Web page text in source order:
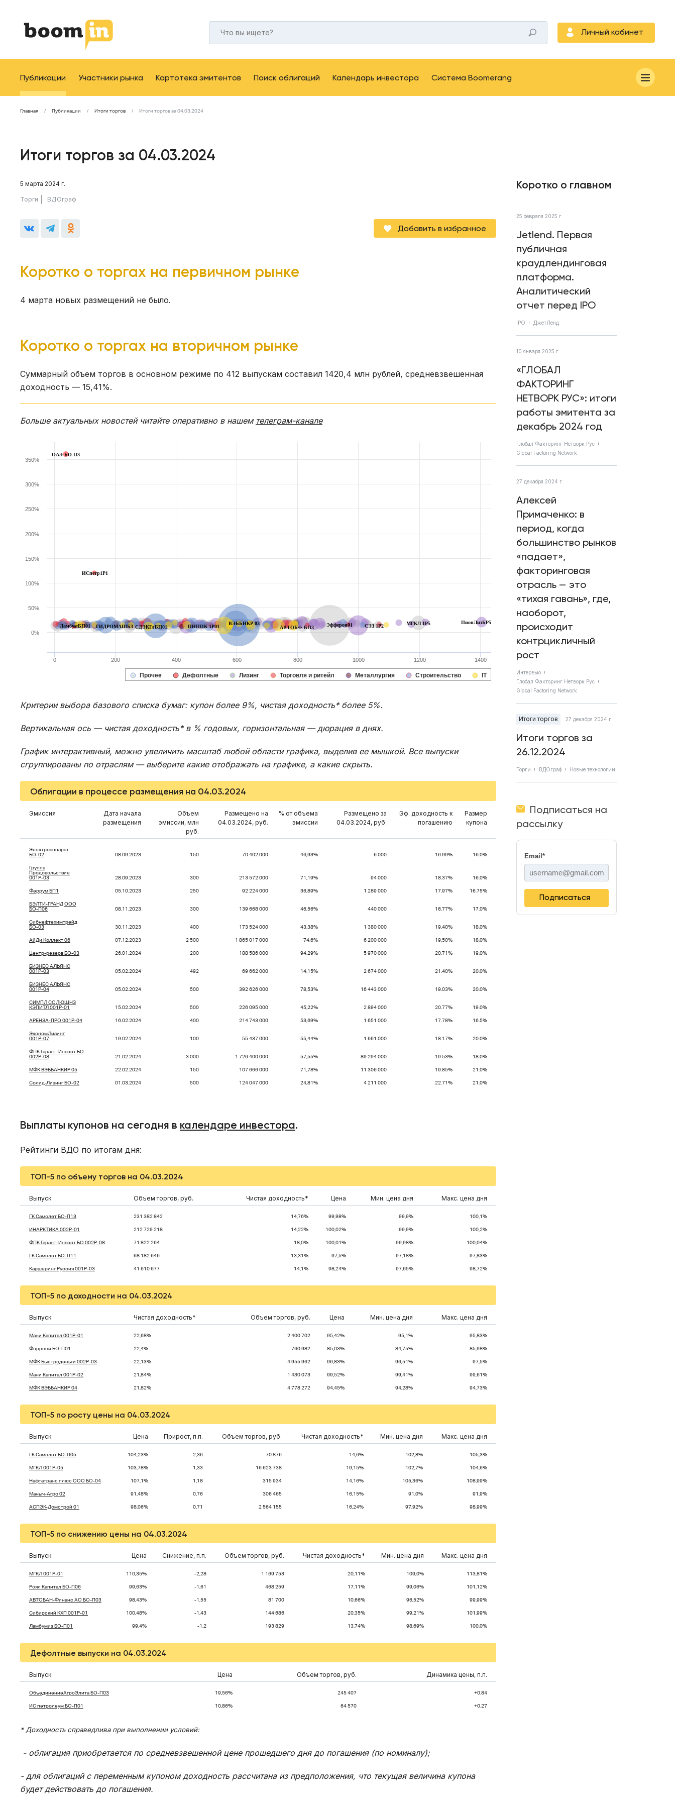
Личный кабинет
Публикации Участники рынка Картотека эмитентов Поиск облигаций Календарь инвестора Система Boomerang
Главная Публикации Итоги торгов Итоги торгов за 04.03.2024
Итоги торгов за 04.03.2024
5 марта 2024 г.
Торги ВДОграф
Добавить в избранное
Коротко о торгах на первичном рынке
4 марта новых размещений не было.
Коротко о торгах на вторичном рынке
Суммарный объем торгов в основном режиме по 412 выпускам составил 1420,4 млн рублей, средневзвешенная
доходность — 15,41%.
Больше актуальных новостей читайте оперативно в нашем телеграм-канале
ГИДРОМАШБ3
ЛамбумБП01 АВТОБФ БП3
ПНППК 1P01 СЭЗ 1P2
СДЭКГлБП01
ВЭББНКР 03 Эфферон01 МГКЛ 1P5
ИСпетр1P1
ОАЭ БО-П3
ПионЛизБР5
Прочее Дефолтные Лизинг Торговля и ритейл Металлургия Строительство IT
0 200 400 600 800 1000 1200 1400
0%
50%
100%
150%
200%
250%
300%
350%
Критерии выбора базового списка бумаг: купон более 9%, чистая доходность* более 5%.
Вертикальная ось — чистая доходность* в % годовых, горизонтальная — дюрация в днях.
График интерактивный, можно увеличить масштаб любой области графика, выделив ее мышкой. Все выпуски
сгруппированы по отраслям — выберите какие отображать на графике, а какие скрыть.
Облигации в процессе размещения на 04.03.2024
Эмиссия
Дата начала
размещения
Объем
эмиссии, млн
руб.
Размещено на
04.03.2024, руб.
% от объема
эмиссии
Размещено за
04.03.2024, руб.
Эф. доходность к
погашению
Размер
купона
Электроаппарат
БО-02
08.09.2023 150 70 402 000 46,93% 6 000 16.99% 16.0%
Группа
Продовольствие
001P-03
28.09.2023 300 213 572 000 71,19% 94 000 18.37% 16.0%
Феррум БП1 05.10.2023 250 92 224 000 36,89% 1 289 000 17.97% 16.75%
БЭЛТИ-ГРАНД ООО
БО-П06
08.11.2023 300 139 668 000 46,56% 440 000 16.77% 17.0%
Сибнефтехимтрейд
БО-03
30.11.2023 400 173 524 000 43,38% 1 380 000 19.40% 18.0%
АйДи Коллект 06 07.12.2023 2 500 1 865 017 000 74,6% 6 200 000 19.50% 18.0%
Центр-резерв БО-03 26.01.2024 200 188 586 000 94,29% 5 970 000 20.71% 19.0%
БИЗНЕС АЛЬЯНС
001P-03
05.02.2024 492 69 662 000 14,15% 2 674 000 21.40% 20.0%
БИЗНЕС АЛЬЯНС
001P-04
05.02.2024 500 392 626 000 78,53% 16 443 000 19.03% 20.0%
СИМПЛ СОЛЮШНЗ
КЭПИТЛ 001Р-01
15.02.2024 500 226 095 000 45,22% 2 894 000 20.77% 19.0%
АРЕНЗА-ПРО 001P-04 16.02.2024 400 214 743 000 53,69% 1 651 000 17.78% 16.5%
ЭкономЛизинг
001Р-07
19.02.2024 100 55 437 000 55,44% 1 661 000 18.17% 20.0%
ФПК Гарант-Инвест БО
002Р-08
21.02.2024 3 000 1 726 400 000 57,55% 89 294 000 19.53% 18.0%
МФК ВЭББАНКИР 05 22.02.2024 150 107 666 000 71,78% 11 306 000 19.85% 21.0%
Солид-Лизинг БО-02 01.03.2024 500 124 047 000 24,81% 4 211 000 22.71% 21.0%
Выплаты купонов на сегодня в календаре инвестора.
Рейтинги ВДО по итогам дня:
ТОП-5 по объему торгов на 04.03.2024
Выпуск Объем торгов, руб. Чистая доходность* Цена Мин. цена дня Макс. цена дня
ГК Самолет БО-П13 231 382 842 14,76% 99,98% 99,9% 100,1%
ИНАРКТИКА 002Р-01 212 729 218 14,22% 100,02% 99,9% 100,2%
ФПК Гарант-Инвест БО 002Р-08 71 822 264 18,0% 100,01% 99,98% 100,04%
ГК Самолет БО-П11 68 182 646 13,31% 97,5% 97,18% 97,83%
Каршеринг Руссия 001P-03 41 610 677 14,1% 98,24% 97,65% 98,72%
ТОП-5 по доходности на 04.03.2024
Выпуск Чистая доходность* Объем торгов, руб. Цена Мин. цена дня Макс. цена дня
Мани Капитал 001P-01 22,68% 2 400 702 95,42% 95,1% 95,83%
Феррони БО-П01 22,4% 760 982 85,03% 84,75% 85,98%
МФК Быстроденьги 002Р-03 22,13% 4 955 962 96,83% 96,51% 97,5%
Мани Капитал 001P-02 21,84% 1 430 073 99,52% 99,41% 99,61%
МФК ВЭББАНКИР 04 21,82% 4 778 272 94,45% 94,28% 94,73%
ТОП-5 по росту цены на 04.03.2024
Выпуск Цена Прирост, п.п. Объем торгов, руб. Чистая доходность* Мин. цена дня Макс. цена дня
ГК Самолет БО-П05 104,23% 2,36 70 876 14,6% 102,8% 105,3%
МГКЛ 001Р-05 103,78% 1,33 16 623 738 19,15% 102,7% 104,6%
Нафтатранс плюс ООО БО-04 107,1% 1,18 315 934 14,16% 105,36% 108,99%
Маныч-Агро 02 91,48% 0,76 306 465 16,15% 91,0% 91,9%
АСПЭК-Домстрой 01 98,06% 0,71 2 564 155 16,24% 97,92% 98,99%
ТОП-5 по снижению цены на 04.03.2024
Выпуск Цена Снижение, п.п. Объем торгов, руб. Чистая доходность* Мин. цена дня Макс. цена дня
МГКЛ 001Р-01 110,35% -2,28 1 169 753 20,11% 109,0% 113,81%
Роял Капитал БО-П06 99,63% -1,61 468 259 17,11% 99,06% 101,12%
АВТОБАН-Финанс АО БО-П03 98,43% -1,55 81 700 10,66% 96,52% 99,99%
Сибирский КХП 001P-01 100,48% -1,43 144 686 20,35% 99,21% 101,99%
Ламбумиз БО-П01 99,4% -1,2 193 829 13,74% 98,69% 100,0%
Дефолтные выпуски на 04.03.2024
Выпуск Цена Объем торгов, руб. Динамика цены, п.п.
ОбъединениеАгроЭлита БО-П03 19,56% 245 407 +0.84
ИС петролеум БО-П01 10,86% 64 570 +0.27
* Доходность справедлива при выполнении условий:
- облигация приобретается по средневзвешенной цене прошедшего дня до погашения (по номиналу);
- для облигаций с переменным купоном доходность рассчитана из предположения, что текущая величина купона
будет действовать до погашения.
Коротко о главном
25 февраля 2025 г.
Jetlend. Первая
публичная
краудлендинговая
платформа.
Аналитический
отчет перед IPO
IPO ДжетЛенд
10 января 2025 г.
«ГЛОБАЛ
ФАКТОРИНГ
НЕТВОРК РУС»: итоги
работы эмитента за
декабрь 2024 год
Глобал Факторинг Нетворк Рус
Global Factoring Network
27 декабря 2024 г.
Алексей
Примаченко: в
период, когда
большинство рынков
«падает»,
факторинговая
отрасль — это
«тихая гавань», где,
наоборот,
происходит
контрцикличный
рост
Интервью
Глобал Факторинг Нетворк Рус
Global Factoring Network
Итоги торгов 27 декабря 2024 г.
Итоги торгов за
26.12.2024
Торги ВДОграф Новые технологии
Подписаться на
рассылку
Email *
Подписаться